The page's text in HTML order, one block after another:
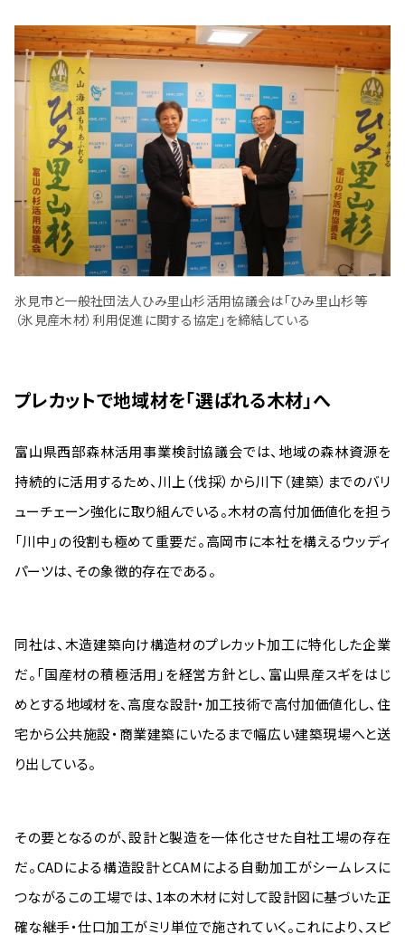
氷見市と一般社団法人ひみ里山杉活用協議会は「ひみ里山杉等
（氷見産木材）利用促進に関する協定」を締結している
プレカットで地域材を「選ばれる木材」へ
富山県西部森林活用事業検討協議会では、地域の森林資源を
持続的に活用するため、川上（伐採）から川下（建築）までのバリ
ューチェーン強化に取り組んでいる。木材の高付加価値化を担う
「川中」の役割も極めて重要だ。高岡市に本社を構えるウッディ
パーツは、その象徴的存在である。
同社は、木造建築向け構造材のプレカット加工に特化した企業
だ。「国産材の積極活用」を経営方針とし、富山県産スギをはじ
めとする地域材を、高度な設計・加工技術で高付加価値化し、住
宅から公共施設・商業建築にいたるまで幅広い建築現場へと送
り出している。
その要となるのが、設計と製造を一体化させた自社工場の存在
だ。CADによる構造設計とCAMによる自動加工がシームレスに
つながるこの工場では、1本の木材に対して設計図に基づいた正
確な継手・仕口加工がミリ単位で施されていく。これにより、スピ